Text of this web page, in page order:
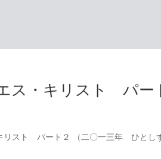
ス・キリスト パー
リスト パート２ （二〇一三年 ひとし